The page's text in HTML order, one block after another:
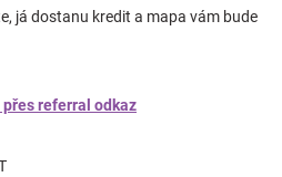
já dostanu kredit a mapa vám bude
referral odkaz